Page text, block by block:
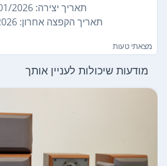
תאריך יצירה: 28/01/2026
תאריך הקפצה אחרון: 28/01/2026
מצאתי טעות
מודעות שיכולות לעניין אותך